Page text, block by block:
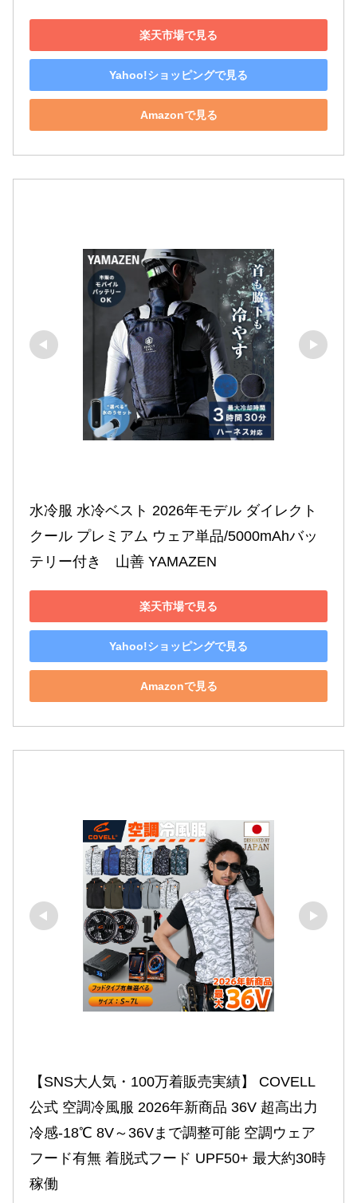
楽天市場で見る
Yahoo!ショッピングで見る
Amazonで見る
水冷服 水冷ベスト 2026年モデル ダイレクト
クール プレミアム ウェア単品/5000mAhバッ
テリー付き　山善 YAMAZEN
楽天市場で見る
Yahoo!ショッピングで見る
Amazonで見る
【SNS大人気・100万着販売実績】 COVELL
公式 空調冷風服 2026年新商品 36V 超高出力
冷感-18℃ 8V～36Vまで調整可能 空調ウェア
フード有無 着脱式フード UPF50+ 最大約30時
稼働